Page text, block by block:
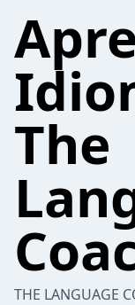
The
THE LANGUAGE